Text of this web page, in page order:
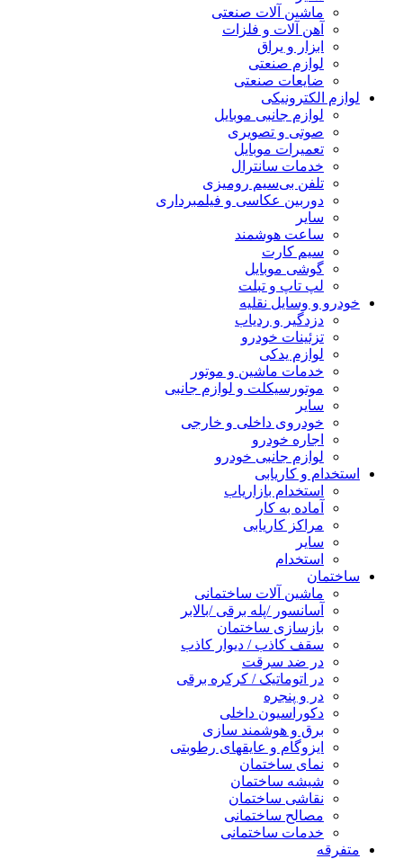
ماشین آلات صنعتی
آهن آلات و فلزات
ابزار و یراق
لوازم صنعتی
ضایعات صنعتی
لوازم الکترونیکی
لوازم جانبی موبایل
صوتی و تصویری
تعمیرات موبایل
خدمات سانترال
تلفن بی‌سیم رومیزی
دوربین عکاسی و فیلمبرداری
سایر
ساعت هوشمند
سیم کارت
گوشی موبایل
لپ تاپ و تبلت
خودرو و وسایل نقلیه
دزدگیر و ردیاب
تزئینات خودرو
لوازم یدکی
خدمات ماشین و موتور
موتورسیکلت و لوازم جانبی
سایر
خودروی داخلی و خارجی
اجاره خودرو
لوازم جانبی خودرو
استخدام و کاریابی
استخدام بازاریاب
آماده به کار
مراکز کاریابی
سایر
استخدام
ساختمان
ماشین آلات ساختمانی
آسانسور /پله برقی /بالابر
بازسازی ساختمان
سقف کاذب / دیوار کاذب
در ضد سرقت
در اتوماتیک / کرکره برقی
در و پنجره
دکوراسیون داخلی
برق و هوشمند سازی
ایزوگام و عایقهای رطوبتی
نمای ساختمان
شیشه ساختمان
نقاشی ساختمان
مصالح ساختمانی
خدمات ساختمانی
متفرقه